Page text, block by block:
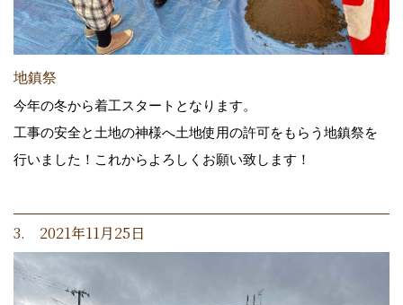
地鎮祭
今年の冬から着工スタートとなります。
工事の安全と土地の神様へ土地使用の許可をもらう地鎮祭を
行いました！これからよろしくお願い致します！
3. 2021年11月25日